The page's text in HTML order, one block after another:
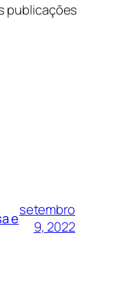
publicações
esetembro
9, 2022